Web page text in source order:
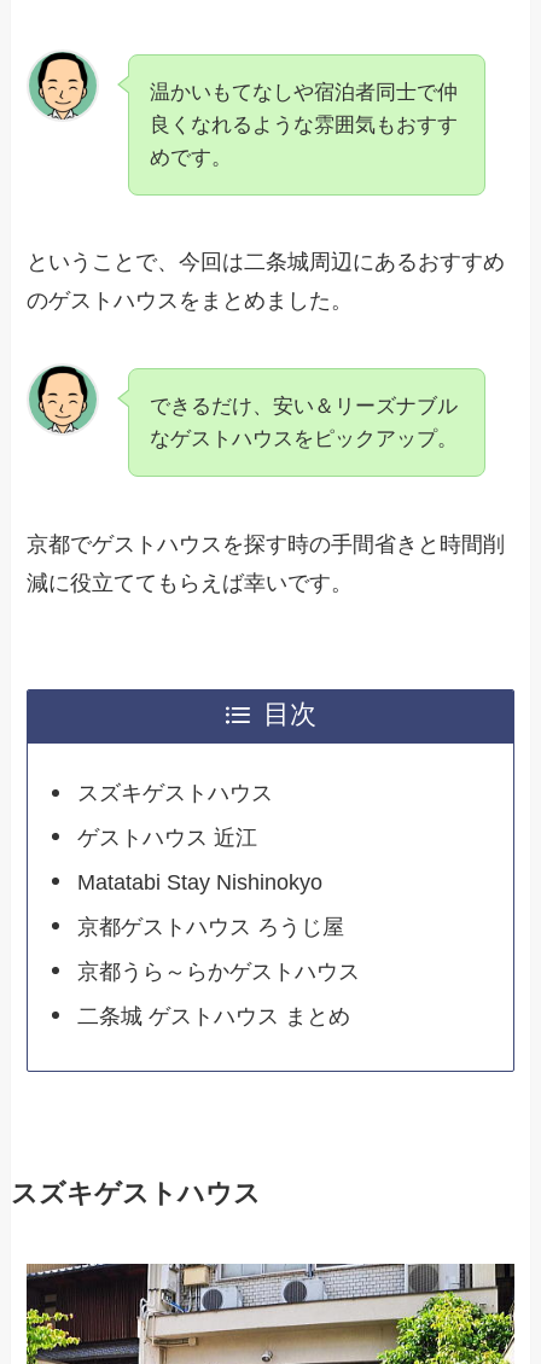
温かいもてなしや宿泊者同士で仲
良くなれるような雰囲気もおすす
めです。
ということで、今回は二条城周辺にあるおすすめ
のゲストハウスをまとめました。
できるだけ、安い＆リーズナブル
なゲストハウスをピックアップ。
京都でゲストハウスを探す時の手間省きと時間削
減に役立ててもらえば幸いです。
目次
スズキゲストハウス
ゲストハウス 近江
Matatabi Stay Nishinokyo
京都ゲストハウス ろうじ屋
京都うら～らかゲストハウス
二条城 ゲストハウス まとめ
スズキゲストハウス